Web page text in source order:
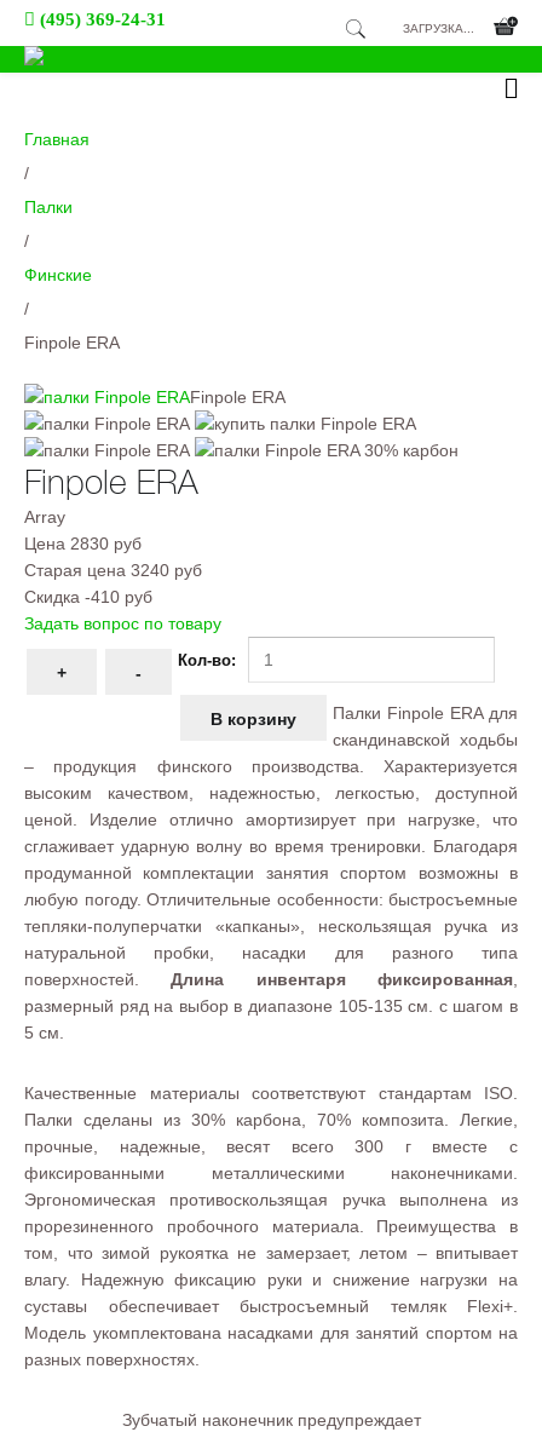
(495) 369-24-31 ЗАГРУЗКА...
Главная
/
Палки
/
Финские
/
Finpole ERA
Finpole ERA
Finpole ERA
Array
Цена 2830 руб
Старая цена 3240 руб
Скидка -410 руб
Задать вопрос по товару
Кол-во:
Палки Finpole ERA для
скандинавской ходьбы
– продукция финского производства. Характеризуется
высоким качеством, надежностью, легкостью, доступной
ценой. Изделие отлично амортизирует при нагрузке, что
сглаживает ударную волну во время тренировки. Благодаря
продуманной комплектации занятия спортом возможны в
любую погоду. Отличительные особенности: быстросъемные
тепляки-полуперчатки «капканы», нескользящая ручка из
натуральной пробки, насадки для разного типа
поверхностей.Длина инвентаря фиксированная
размерный ряд на выбор в диапазоне 105-135 см. с шагом в
5 см.
Качественные материалы соответствуют стандартам ISO.
Палки сделаны из 30% карбона, 70% композита. Легкие,
прочные, надежные, весят всего 300 г вместе с
фиксированными металлическими наконечниками.
Эргономическая противоскользящая ручка выполнена из
прорезиненного пробочного материала. Преимущества в
том, что зимой рукоятка не замерзает, летом – впитывает
влагу. Надежную фиксацию руки и снижение нагрузки на
суставы обеспечивает быстросъемный темляк Flexi+.
Модель укомплектована насадками для занятий спортом на
разных поверхностях.
Зубчатый наконечник предупреждает